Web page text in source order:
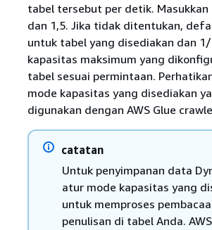
tabel tersebut per detik. Masukkan
dan 1,5. Jika tidak ditentukan,
untuk tabel yang disediakan dan
kapasitas maksimum yang
tabel sesuai permintaan.
mode kapasitas yang disediakan
digunakan dengan AWS Glue
catatan
Untuk penyimpanan data
atur mode kapasitas yang
untuk memproses
penulisan di tabel Anda.